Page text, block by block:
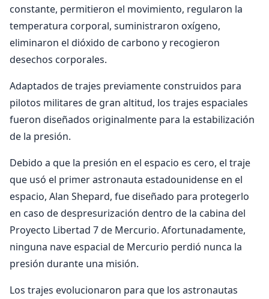
constante, permitieron el movimiento, regularon la
temperatura corporal, suministraron oxígeno,
eliminaron el dióxido de carbono y recogieron
desechos corporales.
Adaptados de trajes previamente construidos para
pilotos militares de gran altitud, los trajes espaciales
fueron diseñados originalmente para la estabilización
de la presión.
Debido a que la presión en el espacio es cero, el traje
que usó el primer astronauta estadounidense en el
espacio, Alan Shepard, fue diseñado para protegerlo
en caso de despresurización dentro de la cabina del
Proyecto Libertad 7 de Mercurio. Afortunadamente,
ninguna nave espacial de Mercurio perdió nunca la
presión durante una misión.
Los trajes evolucionaron para que los astronautas